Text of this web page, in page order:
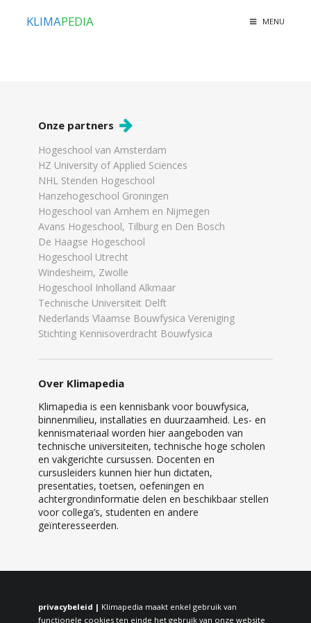
KLIMAPEDIA MENU
Onze partners
Hogeschool van Amsterdam
HZ University of Applied Sciences
NHL Stenden Hogeschool
Hanzehogeschool Groningen
Hogeschool van Arnhem en Nijmegen
Avans Hogeschool, Tilburg en Den Bosch
De Haagse Hogeschool
Hogeschool Utrecht
Windesheim, Zwolle
Hogeschool Inholland Alkmaar
Technische Universiteit Delft
Nederlands Vlaamse Bouwfysica Vereniging
Stichting Kennisoverdracht Bouwfysica
Over Klimapedia
Klimapedia is een kennisbank voor bouwfysica,
binnenmilieu, installaties en duurzaamheid. Les- en
kennismateriaal worden hier aangeboden van
technische universiteiten, technische hoge scholen
en vakgerichte cursussen. Docenten en
cursusleiders kunnen hier hun dictaten,
presentaties, toetsen, oefeningen en
achtergrondinformatie delen en beschikbaar stellen
voor collega’s, studenten en andere
geïnteresseerden.
privacybeleid | Klimapedia maakt enkel gebruik van
functionele cookies ten einde het gebruik van onze website